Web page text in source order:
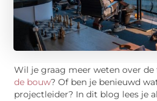
Wil je graag meer weten over de
de bouw? Of ben je benieuwd
projectleider? In dit blog lees je